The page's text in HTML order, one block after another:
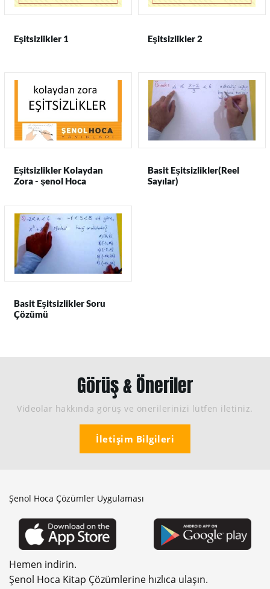
Eşitsizlikler 1 Eşitsizlikler 2
Eşitsizlikler Kolaydan
Zora - şenol Hoca
Basit Eşitsizlikler(Reel
Sayılar)
Basit Eşitsizlikler Soru
Çözümü
Görüş & Öneriler
Videolar hakkında görüş ve önerilerinizi lütfen iletiniz.
İletişim Bilgileri
Şenol Hoca Çözümler Uygulaması
Hemen indirin.
Şenol Hoca Kitap Çözümlerine hızlıca ulaşın.